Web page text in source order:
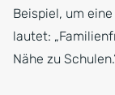
Beispiel, um
lautet:
Nähe zu